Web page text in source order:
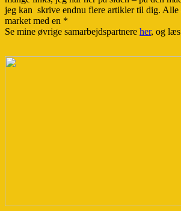
jeg kan skrive endnu flere artikler til dig.
market med en *
Se mine øvrige samarbejdspartnere her, og læs